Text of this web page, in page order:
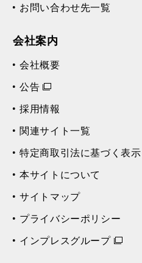
お問い合わせ先一覧
会社案内
会社概要
公告
採用情報
関連サイト一覧
特定商取引法に基づく表示
本サイトについて
サイトマップ
プライバシーポリシー
インプレスグループ